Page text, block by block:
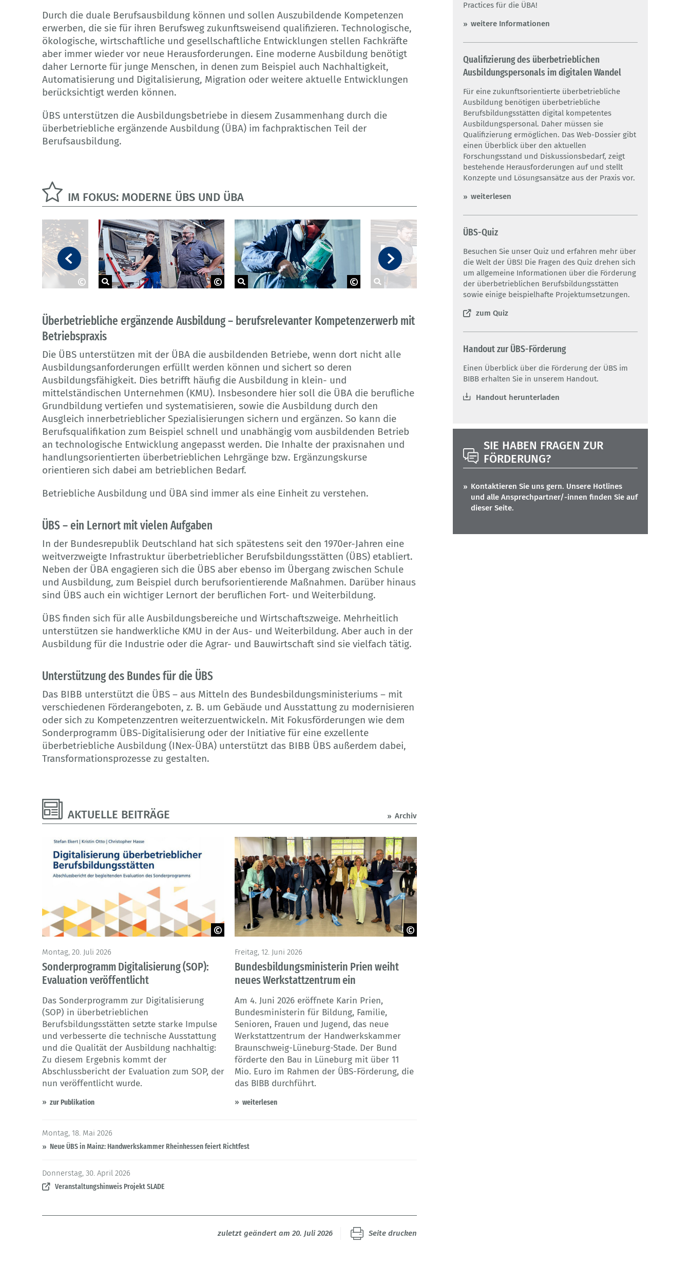
Durch die duale Berufsausbildung können und sollen Auszubildende Kompetenzen
erwerben, die sie für ihren Berufsweg zukunftsweisend qualifizieren. Technologische,
ökologische, wirtschaftliche und gesellschaftliche Entwicklungen stellen Fachkräfte
aber immer wieder vor neue Herausforderungen. Eine moderne Ausbildung benötigt
daher Lernorte für junge Menschen, in denen zum Beispiel auch Nachhaltigkeit,
Automatisierung und Digitalisierung, Migration oder weitere aktuelle Entwicklungen
berücksichtigt werden können.
ÜBS unterstützen die Ausbildungsbetriebe in diesem Zusammenhang durch die
überbetriebliche ergänzende Ausbildung (ÜBA) im fachpraktischen Teil der
Berufsausbildung.
IM FOKUS: MODERNE ÜBS UND ÜBA
BIBB/Rothbrust
Überbetriebliche ergänzende Ausbildung – berufsrelevanter Kompetenzerwerb mit
Betriebspraxis
Die ÜBS unterstützen mit der ÜBA die ausbildenden Betriebe, wenn dort nicht alle
Ausbildungsanforderungen erfüllt werden können und sichert so deren
Ausbildungsfähigkeit. Dies betrifft häufig die Ausbildung in klein- und
mittelständischen Unternehmen (KMU). Insbesondere hier soll die ÜBA die berufliche
Grundbildung vertiefen und systematisieren, sowie die Ausbildung durch den
Ausgleich innerbetrieblicher Spezialisierungen sichern und ergänzen. So kann die
Berufsqualifikation zum Beispiel schnell und unabhängig vom ausbildenden Betrieb
an technologische Entwicklung angepasst werden. Die Inhalte der praxisnahen und
handlungsorientierten überbetrieblichen Lehrgänge bzw. Ergänzungskurse
orientieren sich dabei am betrieblichen Bedarf.
Betriebliche Ausbildung und ÜBA sind immer als eine Einheit zu verstehen.
ÜBS – ein Lernort mit vielen Aufgaben
In der Bundesrepublik Deutschland hat sich spätestens seit den 1970er-Jahren eine
weitverzweigte Infrastruktur überbetrieblicher Berufsbildungsstätten (ÜBS) etabliert.
Neben der ÜBA engagieren sich die ÜBS aber ebenso im Übergang zwischen Schule
und Ausbildung, zum Beispiel durch berufsorientierende Maßnahmen. Darüber hinaus
sind ÜBS auch ein wichtiger Lernort der beruflichen Fort- und Weiterbildung.
ÜBS finden sich für alle Ausbildungsbereiche und Wirtschaftszweige. Mehrheitlich
unterstützen sie handwerkliche KMU in der Aus- und Weiterbildung. Aber auch in der
Ausbildung für die Industrie oder die Agrar- und Bauwirtschaft sind sie vielfach tätig.
Unterstützung des Bundes für die ÜBS
Das BIBB unterstützt die ÜBS – aus Mitteln des Bundesbildungsministeriums – mit
verschiedenen Förderangeboten, z. B. um Gebäude und Ausstattung zu modernisieren
oder sich zu Kompetenzzentren weiterzuentwickeln. Mit Fokusförderungen wie dem
Sonderprogramm ÜBS-Digitalisierung oder der Initiative für eine exzellente
überbetriebliche Ausbildung (INex-ÜBA) unterstützt das BIBB ÜBS außerdem dabei,
Transformationsprozesse zu gestalten.
AKTUELLE BEITRÄGE Archiv
Montag, 20. Juli 2026
Sonderprogramm Digitalisierung (SOP):
Evaluation veröffentlicht
Das Sonderprogramm zur Digitalisierung
(SOP) in überbetrieblichen
Berufsbildungsstätten setzte starke Impulse
und verbesserte die technische Ausstattung
und die Qualität der Ausbildung nachhaltig:
Zu diesem Ergebnis kommt der
Abschlussbericht der Evaluation zum SOP, der
nun veröffentlicht wurde.
zur Publikation
© Handwerkskammer Braunschweig-Lüneburg-
Stade
Freitag, 12. Juni 2026
Bundesbildungsministerin Prien weiht
neues Werkstattzentrum ein
Am 4. Juni 2026 eröffnete Karin Prien,
Bundesministerin für Bildung, Familie,
Senioren, Frauen und Jugend, das neue
Werkstattzentrum der Handwerkskammer
Braunschweig-Lüneburg-Stade. Der Bund
förderte den Bau in Lüneburg mit über 11
Mio. Euro im Rahmen der ÜBS-Förderung, die
das BIBB durchführt.
weiterlesen
Montag, 18. Mai 2026
Neue ÜBS in Mainz: Handwerkskammer Rheinhessen feiert Richtfest
Donnerstag, 30. April 2026
Veranstaltungshinweis Projekt SLADE
Practices für die ÜBA!
weitere Informationen
Qualifizierung des überbetrieblichen
Ausbildungspersonals im digitalen Wandel
Für eine zukunftsorientierte überbetriebliche
Ausbildung benötigen überbetriebliche
Berufsbildungsstätten digital kompetentes
Ausbildungspersonal. Daher müssen sie
Qualifizierung ermöglichen. Das Web-Dossier gibt
einen Überblick über den aktuellen
Forschungsstand und Diskussionsbedarf, zeigt
bestehende Herausforderungen auf und stellt
Konzepte und Lösungsansätze aus der Praxis vor.
weiterlesen
ÜBS-Quiz
Besuchen Sie unser Quiz und erfahren mehr über
die Welt der ÜBS! Die Fragen des Quiz drehen sich
um allgemeine Informationen über die Förderung
der überbetrieblichen Berufsbildungsstätten
sowie einige beispielhafte Projektumsetzungen.
zum Quiz
Handout zur ÜBS-Förderung
Einen Überblick über die Förderung der ÜBS im
BIBB erhalten Sie in unserem Handout.
Handout herunterladen
SIE HABEN FRAGEN ZUR
FÖRDERUNG?
Kontaktieren Sie uns gern. Unsere Hotlines
und alle Ansprechpartner/-innen finden Sie auf
dieser Seite.
zuletzt geändert am 20. Juli 2026 Seite drucken